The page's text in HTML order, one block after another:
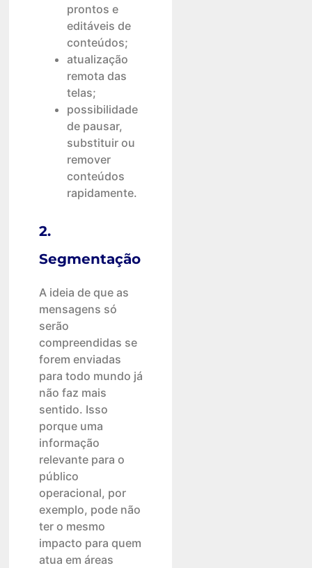
prontos e
editáveis de
conteúdos;
atualização
remota das
telas;
possibilidade
de pausar,
substituir ou
remover
conteúdos
rapidamente.
2.
Segmentação
A ideia de que as
mensagens só
serão
compreendidas se
forem enviadas
para todo mundo já
não faz mais
sentido. Isso
porque uma
informação
relevante para o
público
operacional, por
exemplo, pode não
ter o mesmo
impacto para quem
atua em áreas